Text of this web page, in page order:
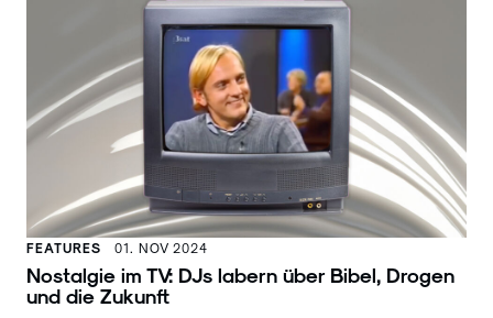
FEATURES 01. NOV 2024
Nostalgie im TV: DJs labern über Bibel, Drogen
und die Zukunft